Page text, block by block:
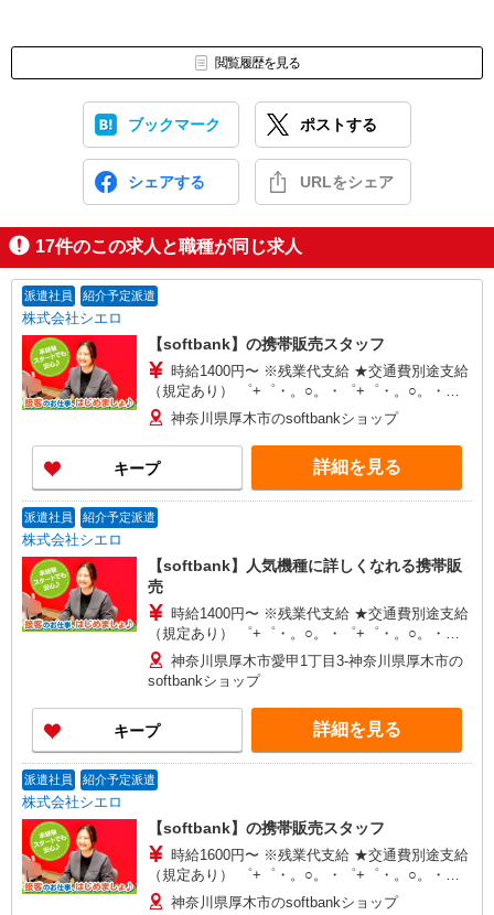
閲覧履歴を見る
ブックマーク ポストする
シェアする URLをシェア
17件のこの求人と職種が同じ求人
派遣社員 紹介予定派遣
株式会社シエロ
【softbank】の携帯販売スタッフ
時給1400円〜 ※残業代支給 ★交通費別途支給
（規定あり） ゜+゜・。○。・゜+゜・。○。・゜
+゜ 入社祝い金10万円支給(規定有) お友達を紹介
頂くと, インセンティブ支給(規定有) ★月2回払
い・週払い可能（規程有）★ ゜・。○。・゜
+゜・。○。・゜+゜
神奈川県厚木市のsoftbankショップ
キープ 詳細を見る
派遣社員 紹介予定派遣
株式会社シエロ
【softbank】人気機種に詳しくなれる携帯販
売
時給1400円〜 ※残業代支給 ★交通費別途支給
（規定あり） ゜+゜・。○。・゜+゜・。○。・゜
+゜ 入社祝い金10万円支給(規定有) お友達を紹介
頂くと, インセンティブ支給(規定有) ★月2回払
い・週払い可能（規程有）★ ゜・。○。・゜
+゜・。○。・゜+゜
神奈川県厚木市愛甲1丁目3‐神奈川県厚木市の
softbankショップ
キープ 詳細を見る
派遣社員 紹介予定派遣
株式会社シエロ
【softbank】の携帯販売スタッフ
時給1600円〜 ※残業代支給 ★交通費別途支給
（規定あり） ゜+゜・。○。・゜+゜・。○。・゜
+゜ 入社祝い金10万円支給(規定有) お友達を紹介
神奈川県厚木市のsoftbankショップ